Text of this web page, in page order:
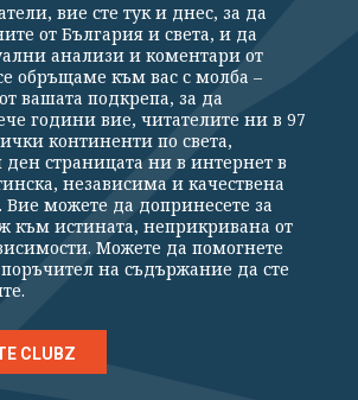
Политика за поверителност
Контакти
За Клуб Z
Подкрепете ни
е „Клуб Зебра Медия“ ЕООД, София, ул. "Алеко
права запазени 2026 „Клуб Зебра Медия“
снимки и видео от www.clubz.bg без
преследвано по съдебен път, съгласно
ОБЩИТЕ УСЛОВИЯ
вие сте тук и днес, за да
от България и света, и да
анализи и коментари от
обръщаме към вас с молба –
вашата подкрепа, за да
години вие, читателите ни в 97
континенти по света,
ден страницата ни в интернет в
независима и качествена
Вие можете да допринесете за
към истината, неприкривана от
Можете да помогнете
на съдържание да сте
CLUBZ